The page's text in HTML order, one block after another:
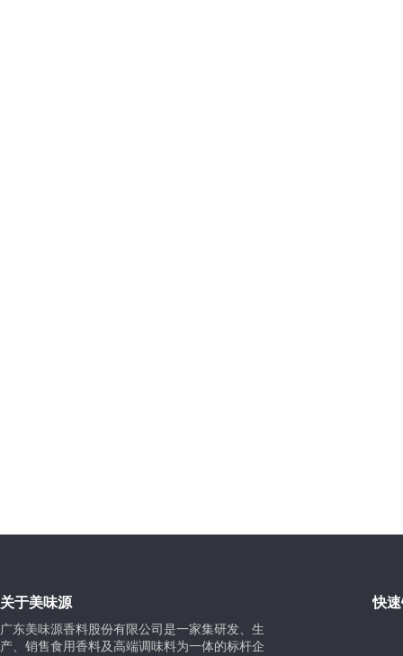
快
广东美味源香料股份有限公司是一家集研发、生
产、销售食用香料及高端调味料为一体的标杆企
关于美味源